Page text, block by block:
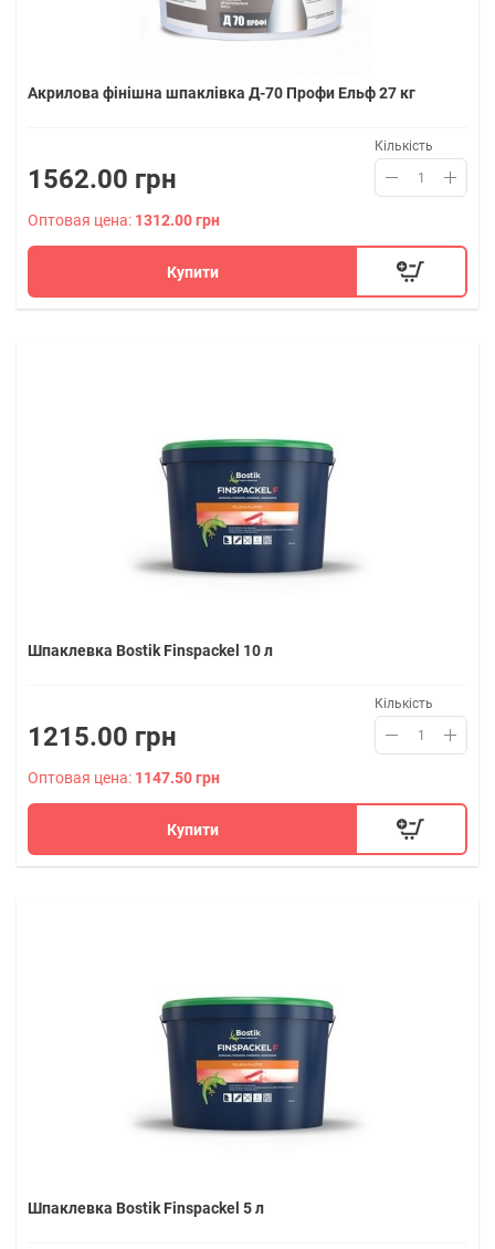
Акрилова фінішна шпаклівка Д-70 Профи Ельф 27 кг
1562.00 грн
Кількість
Оптовая цена: 1312.00 грн
Купити
Шпаклевка Bostik Finspackel 10 л
1215.00 грн
Кількість
Оптовая цена: 1147.50 грн
Купити
Шпаклевка Bostik Finspackel 5 л